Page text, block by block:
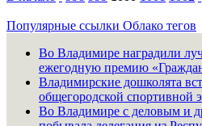
Популярные ссылки Облако тегов
Во Владимире наградили
ежегодную премию
Владимирские дошколята
общегородской спортивной
Во Владимире с деловым и